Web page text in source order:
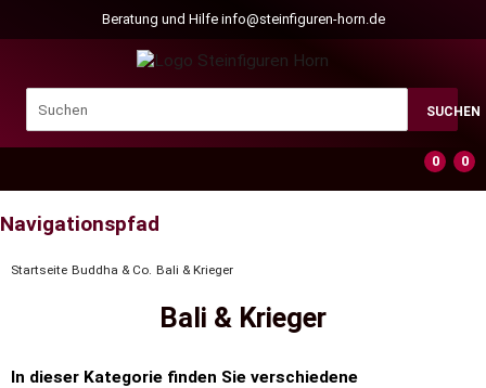
Beratung und Hilfe info@steinfiguren-horn.de
SUCHEN
0
0
Navigationspfad
Startseite Buddha & Co. Bali & Krieger
Bali & Krieger
In dieser Kategorie finden Sie verschiedene